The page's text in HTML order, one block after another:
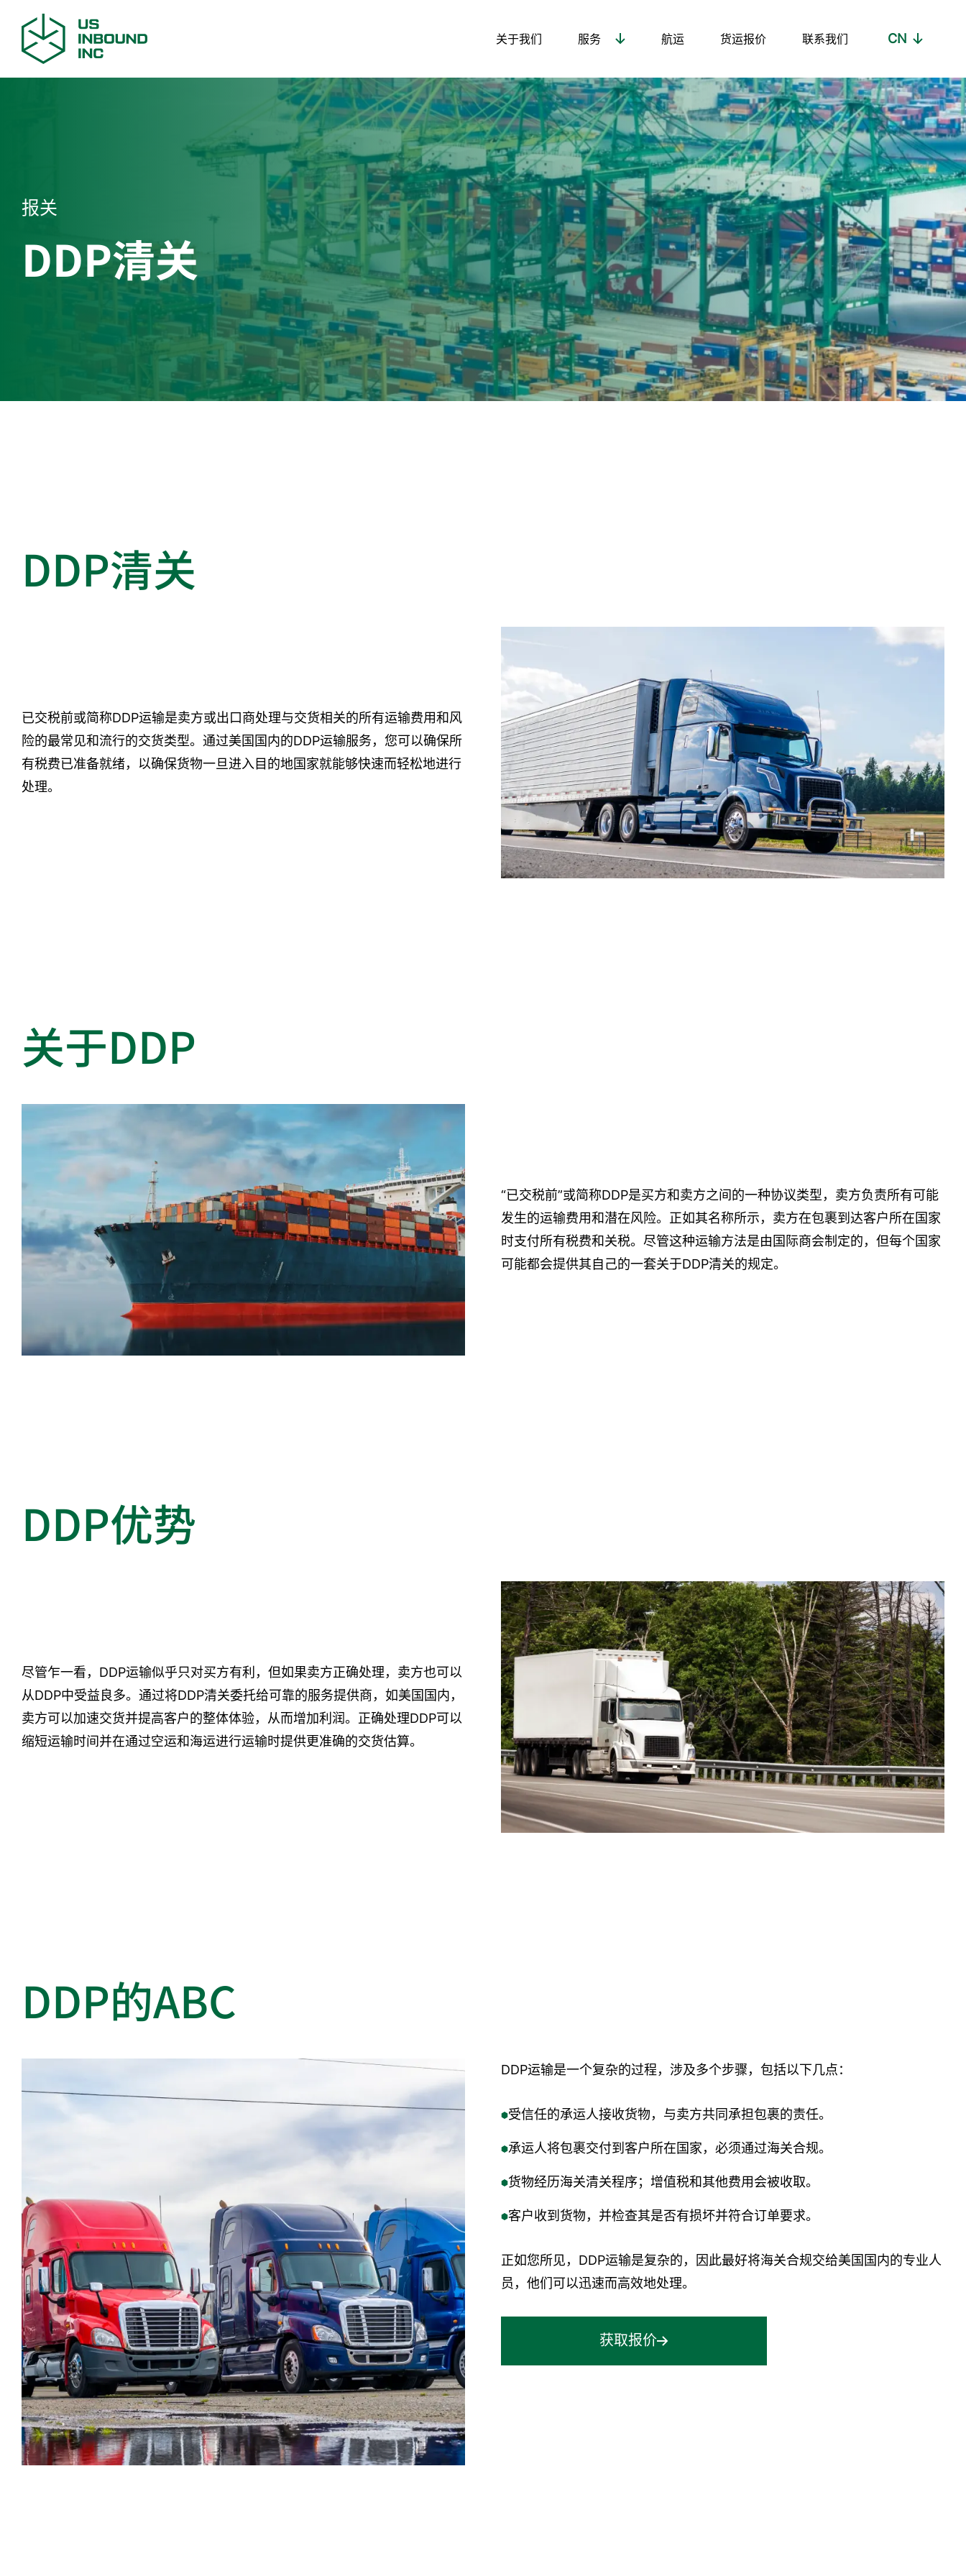
关于我们 服务 航运 货运报价 联系我们 CN
报关
DDP清关
DDP清关
已交税前或简称DDP运输是卖方或出口商处理与交货相关的所有运输费用和风
险的最常见和流行的交货类型。通过美国国内的DDP运输服务，您可以确保所
有税费已准备就绪，以确保货物一旦进入目的地国家就能够快速而轻松地进行
处理。
关于DDP
“已交税前”或简称DDP是买方和卖方之间的一种协议类型，卖方负责所有可能
发生的运输费用和潜在风险。正如其名称所示，卖方在包裹到达客户所在国家
时支付所有税费和关税。尽管这种运输方法是由国际商会制定的，但每个国家
可能都会提供其自己的一套关于DDP清关的规定。
DDP优势
尽管乍一看，DDP运输似乎只对买方有利，但如果卖方正确处理，卖方也可以
从DDP中受益良多。通过将DDP清关委托给可靠的服务提供商，如美国国内，
卖方可以加速交货并提高客户的整体体验，从而增加利润。正确处理DDP可以
缩短运输时间并在通过空运和海运进行运输时提供更准确的交货估算。
DDP的ABC
DDP运输是一个复杂的过程，涉及多个步骤，包括以下几点：
受信任的承运人接收货物，与卖方共同承担包裹的责任。
承运人将包裹交付到客户所在国家，必须通过海关合规。
货物经历海关清关程序；增值税和其他费用会被收取。
客户收到货物，并检查其是否有损坏并符合订单要求。
正如您所见，DDP运输是复杂的，因此最好将海关合规交给美国国内的专业人
员，他们可以迅速而高效地处理。
获取报价
获取报价 Thank You!
Your message has been sent!
Thank You!
Your message has been sent!
Thank You!
Your message has been sent!
谢谢！
您的消息已发送！
谢谢！
您的消息已发送！
谢谢！
您的消息已发送！